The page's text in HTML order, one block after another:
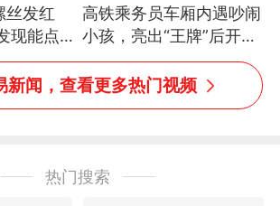
丝发红
现能点
已报警
高铁乘务员车厢内遇吵闹
小孩，亮出“王牌”后开启
一键静音
新闻，查看更多热门视频
热门搜索